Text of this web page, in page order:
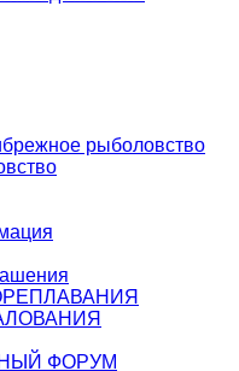
рыболовство
ФОРУМ